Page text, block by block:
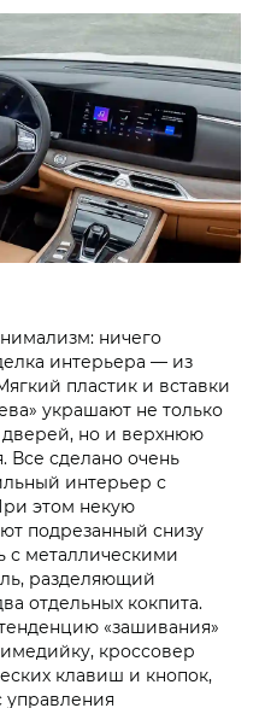
ничего
интерьера — из
пластик и вставки
украшают не только
но и верхнюю
Все сделано очень
интерьер с
этом некую
подрезанный снизу
с металлическими
разделяющий
отдельных кокпита.
«зашивания»
кроссовер
клавиш и кнопок,